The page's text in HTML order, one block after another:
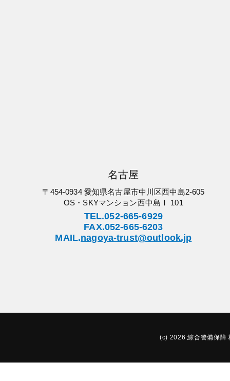
名古屋
〒454-0934 愛知県名古屋市中川区西中島2-605
OS・SKYマンション西中島Ⅰ 101
TEL.052-665-6929
FAX.052-665-6203
MAIL.nagoya-trust@outlook.jp
(c) 2026 綜合警備保障